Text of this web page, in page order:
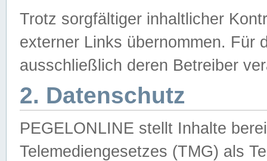
Trotz sorgfältiger inhaltlicher
externer Links übernommen. Für
ausschließlich deren Betreiber
2. Datenschutz
PEGELONLINE stellt Inhalte
Telemediengesetzes (TMG) als